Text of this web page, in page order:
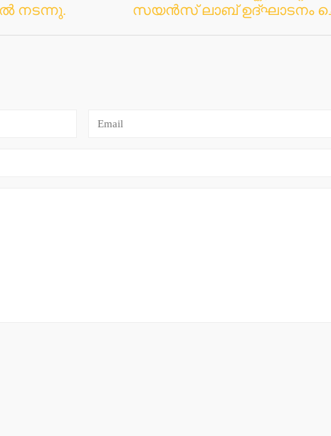
നടന്നു.
സയൻസ് ലാബ് ഉദ്ഘാടനം